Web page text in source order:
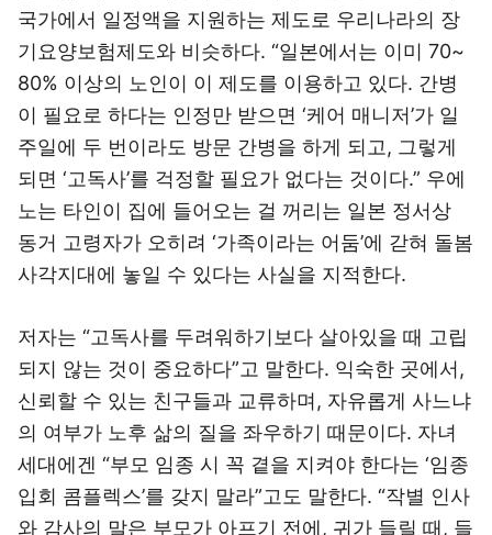
국가에서 일정액을 지원하는 제도로 우리나라의 장
기요양보험제도와 비슷하다. “일본에서는 이미 70~
80% 이상의 노인이 이 제도를 이용하고 있다. 간병
이 필요로 하다는 인정만 받으면 ‘케어 매니저’가 일
주일에 두 번이라도 방문 간병을 하게 되고, 그렇게
되면 ‘고독사’를 걱정할 필요가 없다는 것이다.” 우에
노는 타인이 집에 들어오는 걸 꺼리는 일본 정서상
동거 고령자가 오히려 ‘가족이라는 어둠’에 갇혀 돌봄
사각지대에 놓일 수 있다는 사실을 지적한다.
저자는 “고독사를 두려워하기보다 살아있을 때 고립
되지 않는 것이 중요하다”고 말한다. 익숙한 곳에서,
신뢰할 수 있는 친구들과 교류하며, 자유롭게 사느냐
의 여부가 노후 삶의 질을 좌우하기 때문이다. 자녀
세대에겐 “부모 임종 시 꼭 곁을 지켜야 한다는 ‘임종
입회 콤플렉스’를 갖지 말라”고도 말한다. “작별 인사
와 감사의 말은 부모가 아프기 전에, 귀가 들릴 때, 들